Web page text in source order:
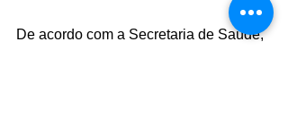
De acordo com a Secretaria de Saúde,